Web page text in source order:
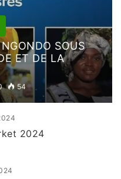
NGONDO SOUS
ET DE LA
54
2024